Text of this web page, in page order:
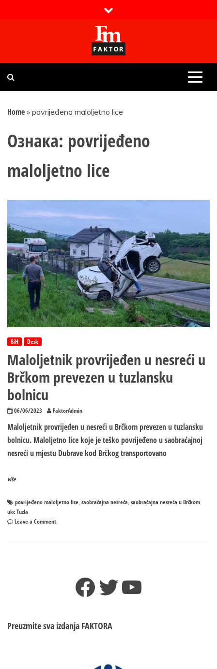
Faktor magazin
Uvijek presudan
Home » povrijeđeno maloljetno lice
Ознака: povrijeđeno
maloljetno lice
BiH Desk
Maloljetnik provrijeđen u nesreći u
Brčkom prevezen u tuzlansku
bolnicu
06/06/2023 FaktorAdmin
Maloljetnik provrijeđen u nesreći u Brčkom prevezen u tuzlansku
bolnicu. Maloljetno lice koje je teško povrijeđeno u saobraćajnoj
nesreći u mjestu Dubrave kod Brčkog transportovano
više
povrijeđeno maloljetno lice, saobraćajna nesreća, saobraćajna nesreća u Brčkom,
ukc Tuzla
Leave a Commenton
prevezenFacebook
TwitterYouTube
Preuzmite sva izdanja FAKTORA